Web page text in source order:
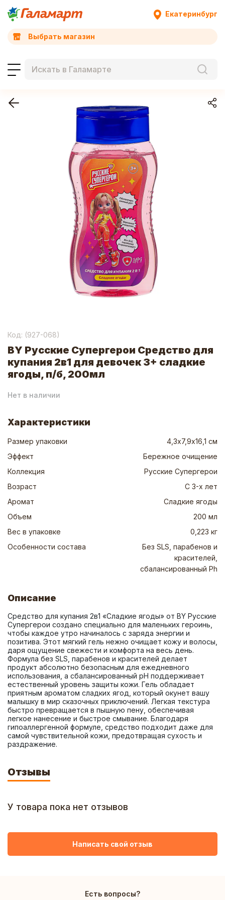
Екатеринбург
Выбрать магазин
Код: (927-068)
BY Русские Супергерои Средство для
купания 2в1 для девочек 3+ сладкие
ягоды, п/б, 200мл
Нет в наличии
Характеристики
Размер упаковки
4,3х7,9х16,1 см
Эффект
Бережное очищение
Коллекция
Русские Супергерои
Возраст
С 3-х лет
Аромат
Сладкие ягоды
Объем
200 мл
Вес в упаковке
0,223 кг
Особенности состава
Без SLS, парабенов и
красителей,
сбалансированный Ph
Описание
Средство для купания 2в1 «Сладкие ягоды» от BY Русские
Супергерои создано специально для маленьких героинь,
чтобы каждое утро начиналось с заряда энергии и
позитива. Этот мягкий гель нежно очищает кожу и волосы,
даря ощущение свежести и комфорта на весь день.
Формула без SLS, парабенов и красителей делает
продукт абсолютно безопасным для ежедневного
использования, а сбалансированный pH поддерживает
естественный уровень защиты кожи. Гель обладает
приятным ароматом сладких ягод, который окунет вашу
малышку в мир сказочных приключений. Легкая текстура
быстро превращается в пышную пену, обеспечивая
легкое нанесение и быстрое смывание. Благодаря
гипоаллергенной формуле, средство подходит даже для
самой чувствительной кожи, предотвращая сухость и
раздражение.
Отзывы
У товара пока нет отзывов
Написать свой отзыв
Есть вопросы?